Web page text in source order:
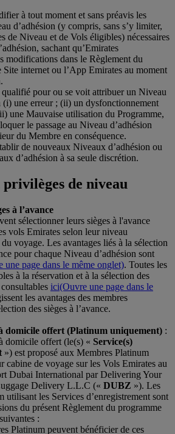
à tout moment et sans préavis les
d’adhésion (y compris, sans s’y limiter,
de Niveau et de Vols éligibles) nécessaires
sachant qu’Emirates
modifications dans le Règlement du
Site internet ou l’App Emirates au moment
pour ou se voit attribuer un Niveau
(i) une erreur ; (ii) un dysfonctionnement
une Mauvaise utilisation du Programme,
le passage au Niveau d’adhésion
du Membre en conséquence.
de nouveaux Niveaux d’adhésion ou
d’adhésion à sa seule discrétion.
privilèges de niveau
à l’avance
sélectionner leurs sièges à l'avance
vols Emirates selon leur niveau
voyage. Les avantages liés à la sélection
pour chaque Niveau d’adhésion sont
une page dans le même onglet). Toutes les
à la réservation et à la sélection des
ici(Ouvre une page dans le
les avantages des membres
des sièges à l’avance.
domicile offert (Platinum uniquement) :
domicile offert (le(s) « Service(s)
») est proposé aux Membres Platinum
cabine de voyage sur les Vols Emirates au
Dubai International par Delivering Your
Delivery L.L.C (« DUBZ »). Les
utilisant les Services d’enregistrement sont
du présent Règlement du programme
:
Platinum peuvent bénéficier de ces